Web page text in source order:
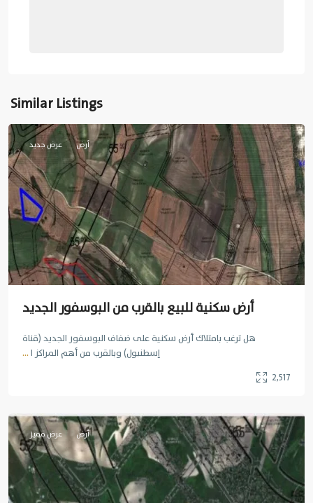
Similar Listings
أرض عرض جديد
أرض سكنية للبيع بالقرب من البوسفور الجديد
هل ترغب بامتلاك أرض سكنية على ضفاف البوسفور الجديد (قناة
إسطنبول) وبالقرب من أهم المراكز ا...
2,517
كوي
أرض عرض مميز